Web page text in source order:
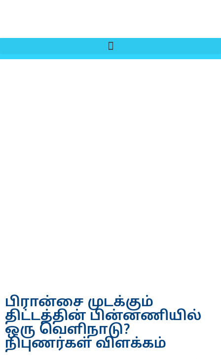
பிரான்சை முடக்கும்
திட்டத்தின் பின்னணியில்
ஒரு வெளிநாடு?
நிபுணர்கள் விளக்கம்